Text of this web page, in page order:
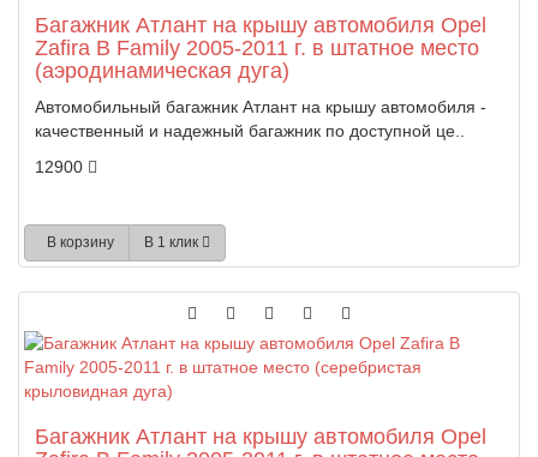
Багажник Атлант на крышу автомобиля Opel
Zafira B Family 2005-2011 г. в штатное место
(аэродинамическая дуга)
Автомобильный багажник Атлант на крышу автомобиля -
качественный и надежный багажник по доступной це..
12900
В корзину В 1 клик
Багажник Атлант на крышу автомобиля Opel